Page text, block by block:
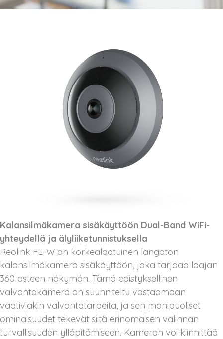
Kalansilmäkamera sisäkäyttöön Dual-Band WiFi-
yhteydellä ja älyliiketunnistuksella
Reolink FE-W on korkealaatuinen langaton
kalansilmäkamera sisäkäyttöön, joka tarjoaa laajan
360 asteen näkymän. Tämä edistyksellinen
valvontakamera on suunniteltu vastaamaan
vaativiakin valvontatarpeita, ja sen monipuoliset
ominaisuudet tekevät siitä erinomaisen valinnan
turvallisuuden ylläpitämiseen. Kameran voi kiinnittää